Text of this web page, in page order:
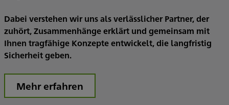
Dabei verstehen wir uns als verlässlicher Partner, der
zuhört, Zusammenhänge erklärt und gemeinsam mit
Ihnen tragfähige Konzepte entwickelt, die langfristig
Sicherheit geben.
Mehr erfahren